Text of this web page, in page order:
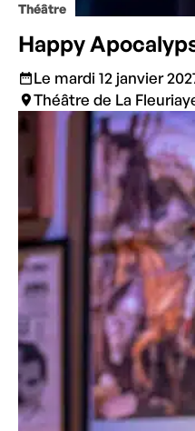
Théâtre
Happy
Le mardi 12 janvier
Théâtre de La